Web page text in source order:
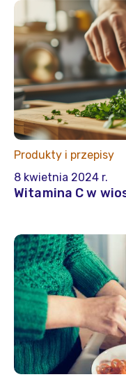
Produkty i przepisy
8 kwietnia 2024 r.
Witamina C w